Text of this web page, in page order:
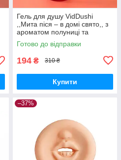
Гель для душу VidDushi
,,Мита піся – в домі свято,, з
ароматом полуниці та
маскарпоне, 200 мл
Вібратори мастурбатори
Готово до відправки
194 ₴ 310 ₴
Купити
–37%